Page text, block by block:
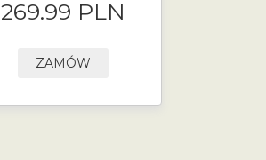
269.99 PLN
ZAMÓW